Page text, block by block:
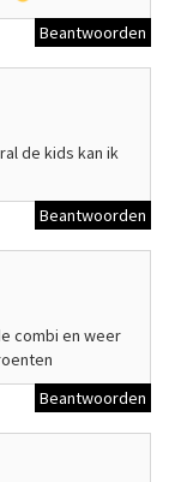
Beantwoorden
de kids kan ik
Beantwoorden
combi en weer
Beantwoorden